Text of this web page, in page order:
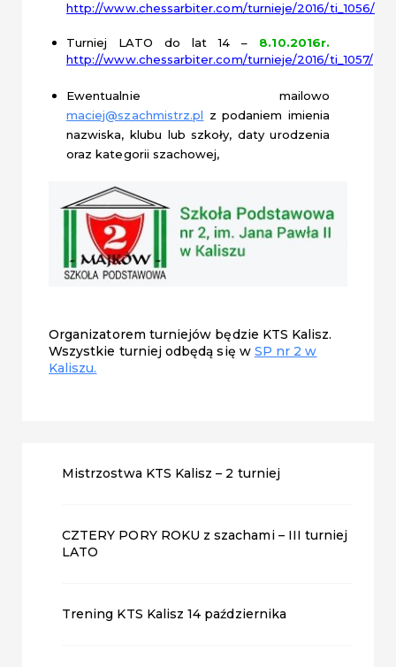
http://www.chessarbiter.com/turnieje/2016/ti_1056/
Turniej LATOdo lat 14 –
8.10.2016r.
http://www.chessarbiter.com/turnieje/2016/ti_1057/
Ewentualnie mailowo
maciej@szachmistrz.pl z podaniem imienia
nazwiska, klubu lub szkoły, daty urodzenia
oraz kategorii szachowej,
Organizatorem turniejów będzie KTS Kalisz.
Wszystkie turniej odbędą się w SP nr 2 w
Kaliszu.
Mistrzostwa KTS Kalisz – 2 turniej
CZTERY PORY ROKU z szachami – III turniej
LATO
Trening KTS Kalisz 14 października